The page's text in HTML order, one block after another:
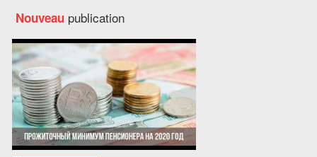
Nouveau publication